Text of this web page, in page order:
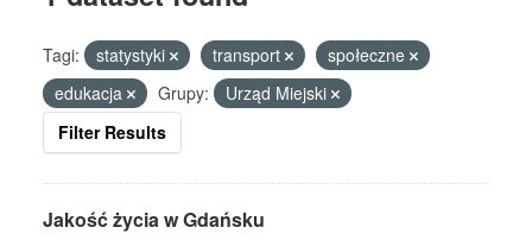
Tagi: statystyki transport
społeczne
edukacja
Grupy:
Urząd Miejski
Filter Results
Jakość życia w Gdańsku